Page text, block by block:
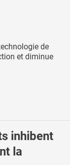
de
et diminue
inhibent
la